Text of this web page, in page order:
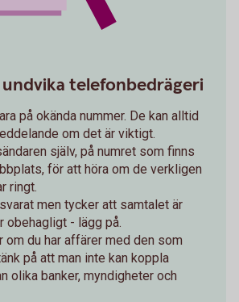
telefonbedrägeri
på okända nummer. De kan alltid
om det är viktigt.
själv, på numret som finns
för att höra om de verkligen
ringt.
men tycker att samtalet är
obehagligt - lägg på.
om du har affärer med den som
på att man inte kan koppla
olika banker, myndigheter och